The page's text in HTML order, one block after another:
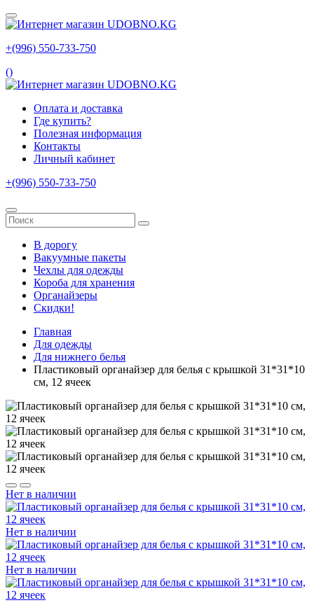
+(996) 550‑733‑750
()
Оплата и доставка
Где купить?
Полезная информация
Контакты
Личный кабинет
+(996) 550‑733‑750
В дорогу
Вакуумные пакеты
Чехлы для одежды
Короба для хранения
Органайзеры
Скидки!
Главная
Для одежды
Для нижнего белья
Пластиковый органайзер для белья с крышкой 31*31*10
см, 12 ячеек
Нет в наличии
Нет в наличии
Нет в наличии